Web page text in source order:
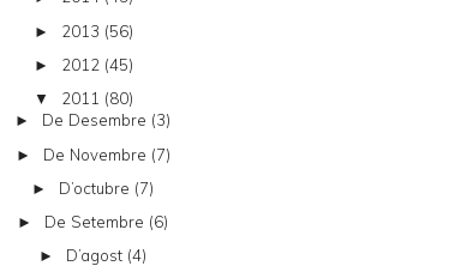
► 2013 (56)
► 2012 (45)
▼ 2011 (80)
► De Desembre (3)
► De Novembre (7)
► D’octubre (7)
► De Setembre (6)
► D’agost (4)